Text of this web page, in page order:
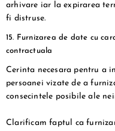
arhivare iar la expirarea
fi distruse.
15. Furnizarea de date cu
contractuala
Cerinta necesara pentru a
persoanei vizate de a
consecintele posibile ale
Clarificam faptul ca